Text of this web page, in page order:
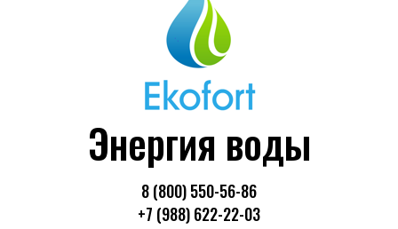
8 (800) 550-56-86
+7 (988) 622-22-03
Энергия воды